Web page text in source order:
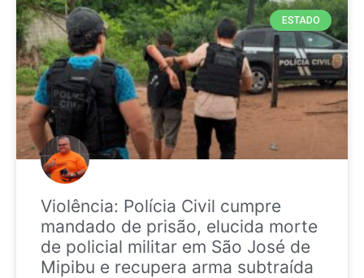
ESTADO
Violência: Polícia Civil cumpre
mandado de prisão, elucida morte
de policial militar em São José de
Mipibu e recupera arma subtraída